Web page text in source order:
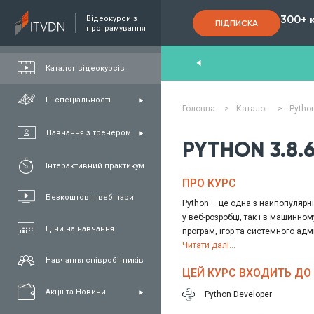
Відеокурси з
програмування
Каталог відеокурсів
ІТ спеціальності
Навчання з тренером
Інтерактивний практикум
Безкоштовні вебінари
Ціни на навчання
Навчання співробітників
Акції та Новини
ПІДПИСКА 300+
FullStack C#/.NET Java
Головна > Каталог >
PYTHON
ПРО КУРС
Python – це одна з
у веб-розробці, так і в
програм, ігор та системного
Курс Python Базовий є
познайомитеся з основними
абстракцією та тим, як ці
Також на курсі розглядається
Читати далі...
ЦЕЙ КУРС ВХОДИТЬ ДО
Python Developer